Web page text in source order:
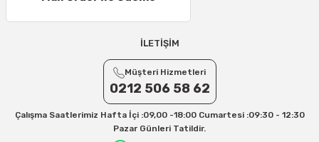
Yurtiçi Kargo için 30 Desi sonrası her +1 Desi: 13 TL
Aras Kargo için 30 Desi sonrası her +1 Desi: 17 TL
Kargo ve teslimat süreçleriyle ilgili tüm sorularınız için bizimle iletişime
İLETİŞİM
Müşteri Hizmetleri
0212 506 58 62
Çalışma Saatlerimiz Hafta İçi :09,00 -18:00 Cumartesi :09:30 - 12:30
Pazar Günleri Tatildir.